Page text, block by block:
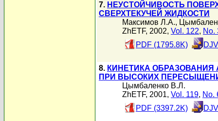
7. НЕУСТОЙЧИВОСТЬ
СВЕРХТЕКУЧЕЙ ЖИДКОСТИ
Максимов Л.А.,
ZhETF, 2002, Vol. 122, No.
PDF (1795.8K)
8. КИНЕТИКА
ПРИ ВЫСОКИХ
Цымбаленко В.Л.
ZhETF, 2001, Vol. 119, No.
PDF (3397.2K)